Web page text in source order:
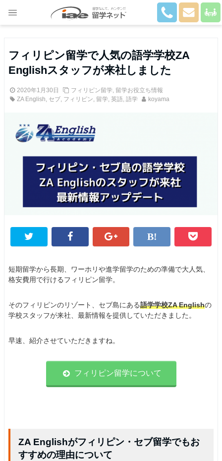
フィリピン留学で人気の語学学校ZA
Englishスタッフが来社しました
2020年1月30日 フィリピン留学, 留学お役立ち情報
ZA English, セブ, フィリピン, 留学, 英語, 語学 koyama
短期留学から長期、ワーホリや進学留学のための準備で大人気、
格安費用で行けるフィリピン留学。
そのフィリピンのリゾート、セブ島にある語学学校ZA Englishの
学校スタッフが来社、最新情報を提供していただきました。
早速、紹介させていただきますね。
フィリピン留学について
ZA Englishがフィリピン・セブ留学でもお
すすめの理由について